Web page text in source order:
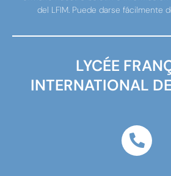
LYCÉE
INTERNATIONAL
del LFIM. Puede darse fácilmente